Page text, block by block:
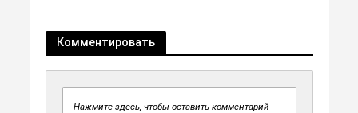
Комментировать
Нажмите здесь, чтобы оставить комментарий